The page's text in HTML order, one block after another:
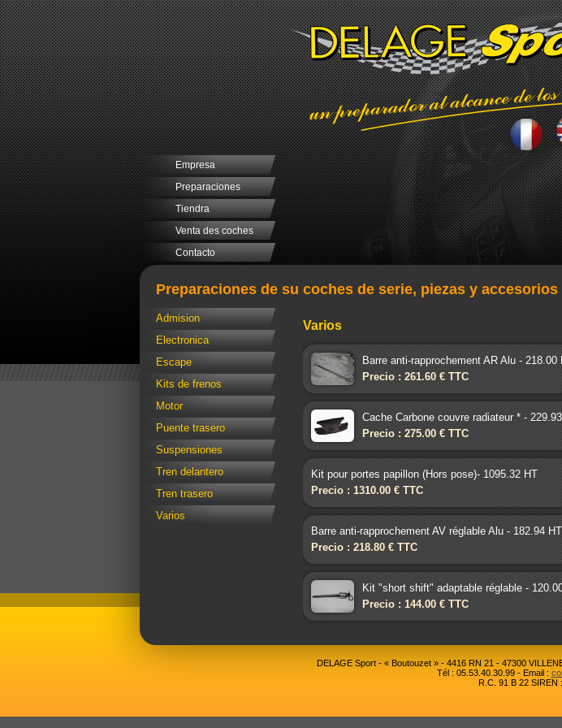
Empresa
Preparaciones
Tiendra
Venta des coches
Contacto
Preparaciones de su coches de serie, piezas y accesorios
Admision
Electronica
Escape
Kits de frenos
Motor
Puente trasero
Suspensiones
Tren delantero
Tren trasero
Varios
Varios
Barre anti-rapprochement AR Alu - 218.00
Precio : 261.60 € TTC
Cache Carbone couvre radiateur * -
Precio : 275.00 € TTC
Kit pour portes papillon (Hors pose)- 1095.32 HT
Precio : 1310.00 € TTC
Barre anti-rapprochement AV réglable Alu - 182.94 HT
Precio : 218.80 € TTC
Kit "short shift" adaptable réglable -
Precio : 144.00 € TTC
DELAGE Sport - « Boutouzet » - 4416 RN 21 - 47300
Tél : 05.53.40.30.99 - Email :
R.C. 91 B 22 SIREN